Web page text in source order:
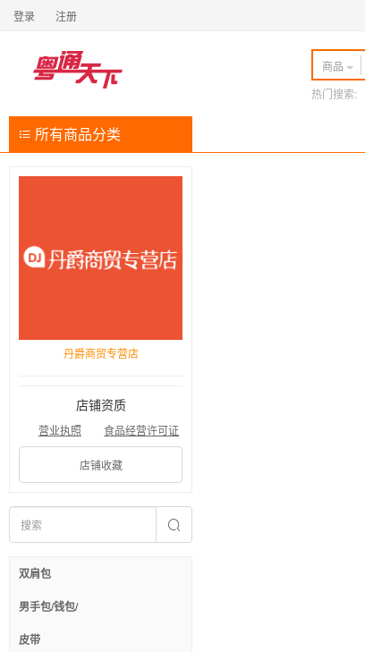
登录 注册
商品
热门搜索:
所有商品分类
丹爵商贸专营店
店铺资质
营业执照 食品经营许可证
店铺收藏
双肩包
男手包/钱包/
皮带